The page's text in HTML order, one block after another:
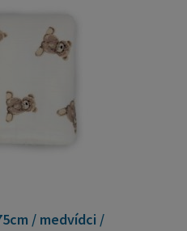
/ medvídci /